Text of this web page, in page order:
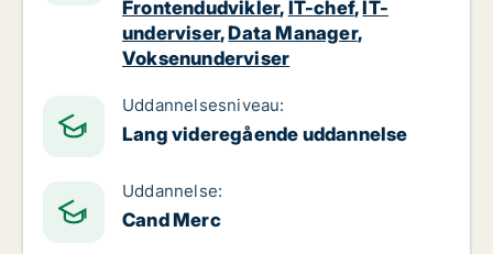
Frontendudvikler, IT-chef,IT-
underviser,Data Manager,
Voksenunderviser
Uddannelsesniveau:
Lang videregående uddannelse
Uddannelse:
Cand Merc